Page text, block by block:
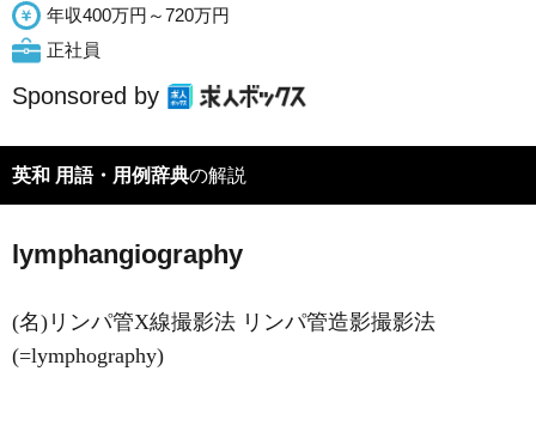
年収400万円～720万円
正社員
Sponsored by
英和 用語・用例辞典の解説
lymphangiography
(名)リンパ管X線撮影法 リンパ管造影撮影法
(=lymphography)